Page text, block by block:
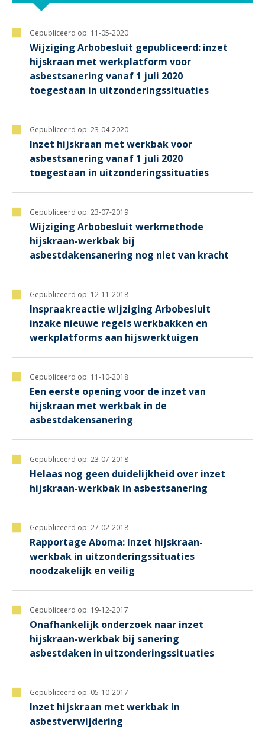
Gepubliceerd op: 11-05-2020
Wijziging Arbobesluit gepubliceerd: inzet
hijskraan met werkplatform voor
asbestsanering vanaf 1 juli 2020
toegestaan in uitzonderingssituaties
Gepubliceerd op: 23-04-2020
Inzet hijskraan met werkbak voor
asbestsanering vanaf 1 juli 2020
toegestaan in uitzonderingssituaties
Gepubliceerd op: 23-07-2019
Wijziging Arbobesluit werkmethode
hijskraan-werkbak bij
asbestdakensanering nog niet van kracht
Gepubliceerd op: 12-11-2018
Inspraakreactie wijziging Arbobesluit
inzake nieuwe regels werkbakken en
werkplatforms aan hijswerktuigen
Gepubliceerd op: 11-10-2018
Een eerste opening voor de inzet van
hijskraan met werkbak in de
asbestdakensanering
Gepubliceerd op: 23-07-2018
Helaas nog geen duidelijkheid over inzet
hijskraan-werkbak in asbestsanering
Gepubliceerd op: 27-02-2018
Rapportage Aboma: Inzet hijskraan-
werkbak in uitzonderingssituaties
noodzakelijk en veilig
Gepubliceerd op: 19-12-2017
Onafhankelijk onderzoek naar inzet
hijskraan-werkbak bij sanering
asbestdaken in uitzonderingssituaties
Gepubliceerd op: 05-10-2017
Inzet hijskraan met werkbak in
asbestverwijdering